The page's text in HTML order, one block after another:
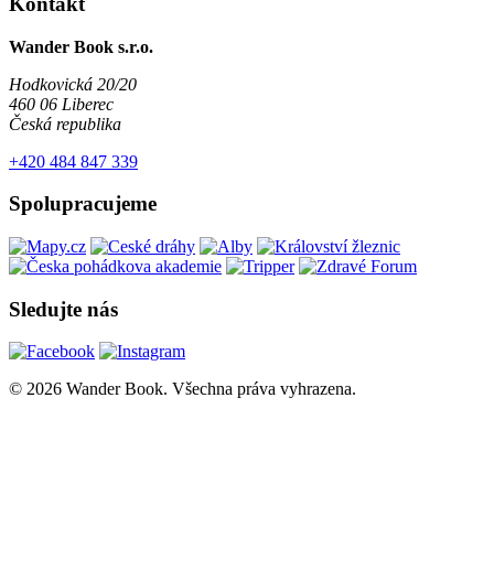
Wander Book s.r.o.
Hodkovická 20/20
460 06 Liberec
Česká republika
+420 484 847 339
Spolupracujeme
Sledujte nás
© 2026 Wander Book. Všechna práva vyhrazena.